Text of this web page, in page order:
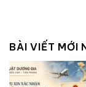
BÀI VIẾT MỚI